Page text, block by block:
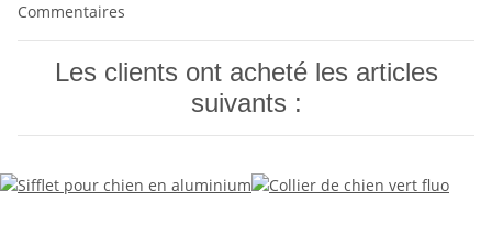
Commentaires
Les clients ont acheté les articles
suivants :